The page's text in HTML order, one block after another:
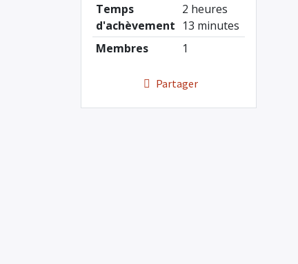
Temps
d'achèvement
2 heures
13 minutes
Membres
1
Partager